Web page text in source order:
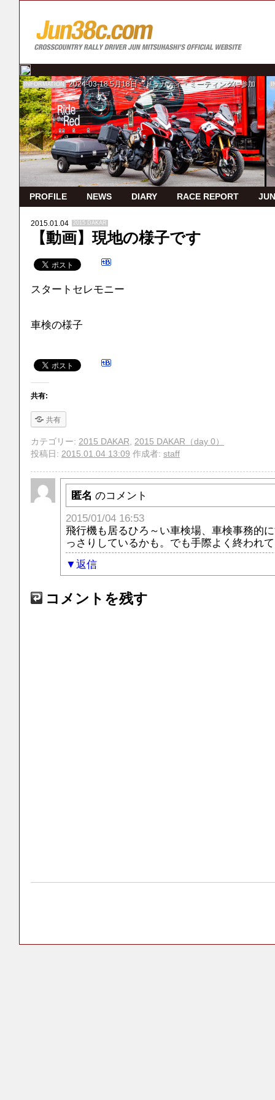
INFORMATION 2024-03-18 5月18日 ドゥカティ・ミーティングに参加
PROFILE NEWS DIARY RACE REPORT
2015.01.04 2015 DAKAR
【動画】現地の様子です
スタートセレモニー
車検の様子
共有:
共有
カテゴリー: 2015 DAKAR, 2015 DAKAR（day 0）
投稿日: 2015.01.04 13:09 作成者: staff
匿名 のコメント
2015/01/04 16:53
飛行機も居るひろ～い車検場、車検事務的
っさりしているかも。でも手際よく終われ
返信
コメントを残す